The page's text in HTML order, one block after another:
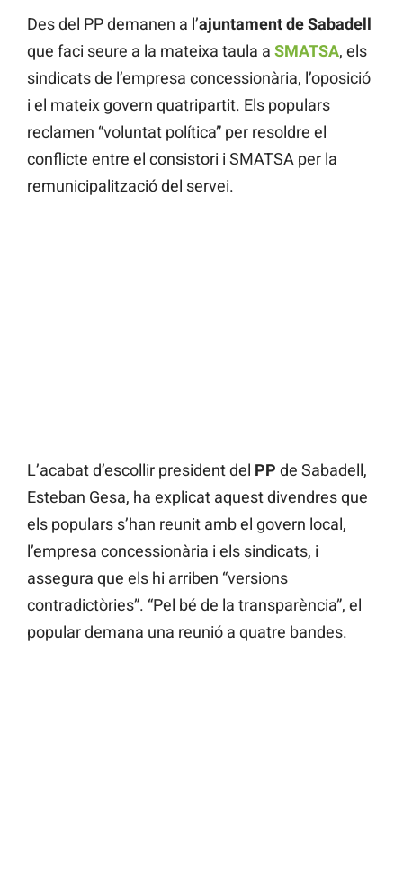
Des del PP demanen a l’ajuntament de Sabadell
que faci seure a la mateixa taula a SMATSA, els
sindicats de l’empresa concessionària, l’oposició
i el mateix govern quatripartit. Els populars
reclamen “voluntat política” per resoldre el
conflicte entre el consistori i SMATSA per la
remunicipalització del servei.
L’acabat d’escollir president del PP de Sabadell,
Esteban Gesa, ha explicat aquest divendres que
els populars s’han reunit amb el govern local,
l’empresa concessionària i els sindicats, i
assegura que els hi arriben “versions
contradictòries”. “Pel bé de la transparència”, el
popular demana una reunió a quatre bandes.